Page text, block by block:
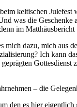
keltischen
was die
im
dazu, mich aus
Ich kann
Gottesdienst
– die
den es hier eigentlich